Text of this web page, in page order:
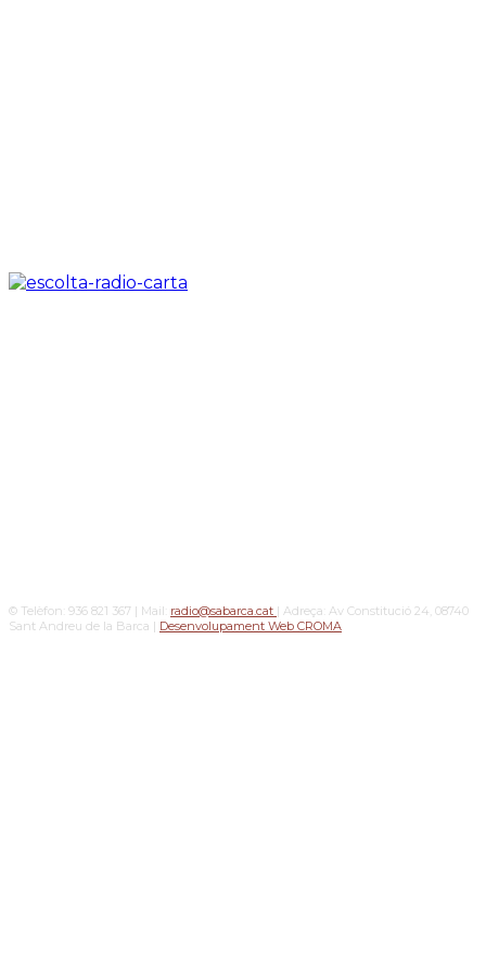
© Telèfon: 936 821 367 | Mail: radio@sabarca.cat | Adreça: Av Constitució 24, 08740
Sant Andreu de la Barca | Desenvolupament Web CROMA